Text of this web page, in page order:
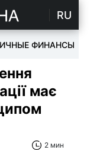
RU
ФИНАНСЫ
має
2 мин